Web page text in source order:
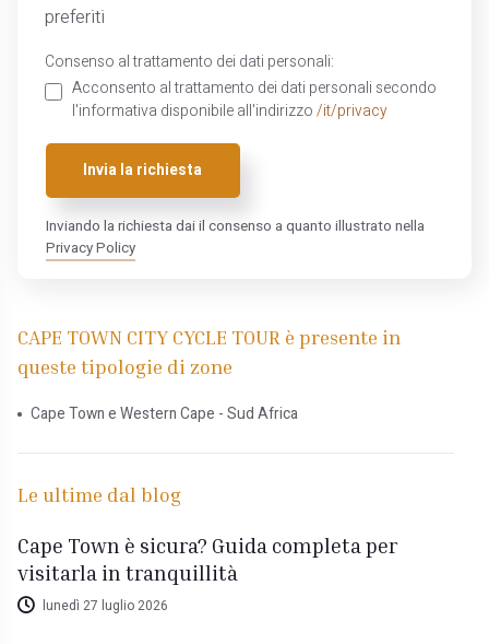
preferiti
Consenso al trattamento dei dati personali:
Acconsento al trattamento dei dati personali secondo
l'informativa disponibile all'indirizzo /it/privacy
Invia la richiesta
Inviando la richiesta dai il consenso a quanto illustrato nella
Privacy Policy
CAPE TOWN CITY CYCLE TOUR è presente in
queste tipologie di zone
Cape Town e Western Cape - Sud Africa
Le ultime dal blog
Cape Town è sicura? Guida completa per
visitarla in tranquillità
lunedì 27 luglio 2026